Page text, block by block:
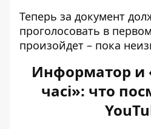
Теперь за документ
проголосовать в
произойдет – пока
Информатор и
часі»: что